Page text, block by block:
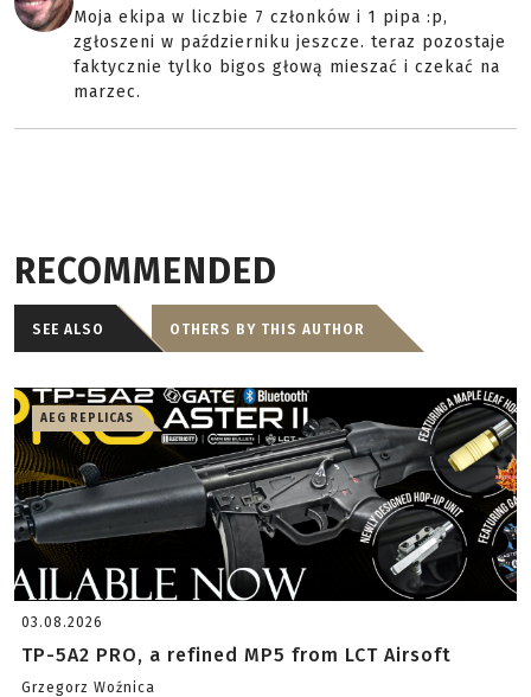
Moja ekipa w liczbie 7 członków i 1 pipa :p,
zgłoszeni w październiku jeszcze. teraz pozostaje
faktycznie tylko bigos głową mieszać i czekać na
marzec.
RECOMMENDED
SEE ALSO OTHERS BY THIS AUTHOR
AEG REPLICAS
03.08.2026
TP-5A2 PRO, a refined MP5 from LCT Airsoft
Grzegorz Woźnica